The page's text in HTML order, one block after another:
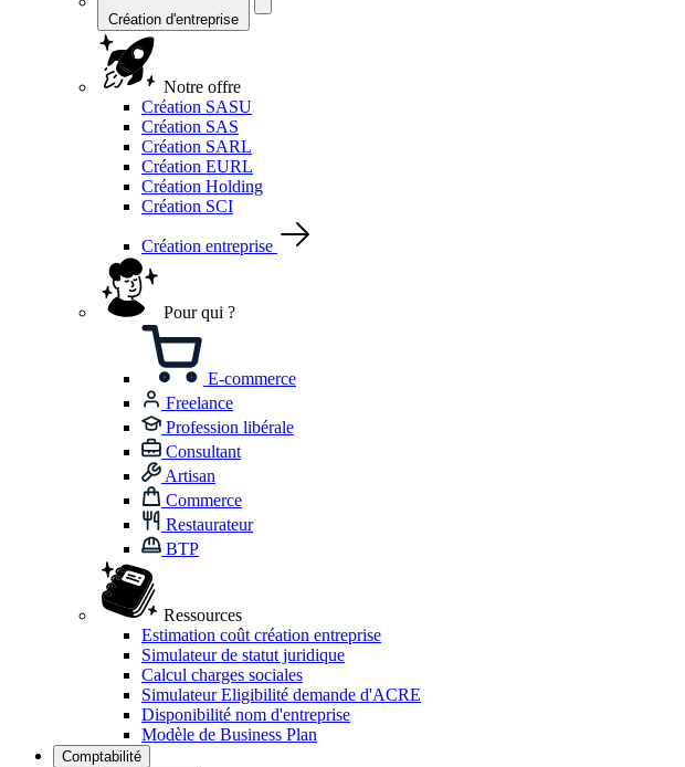
Création d'entreprise
Notre offre
Création SASU
Création SAS
Création SARL
Création EURL
Création Holding
Création SCI
Création entreprise
Pour qui ?
E-commerce
Freelance
Profession libérale
Consultant
Artisan
Commerce
Restaurateur
BTP
Ressources
Estimation coût création entreprise
Simulateur de statut juridique
Calcul charges sociales
Simulateur Eligibilité demande d'ACRE
Disponibilité nom d'entreprise
Modèle de Business Plan
Comptabilité